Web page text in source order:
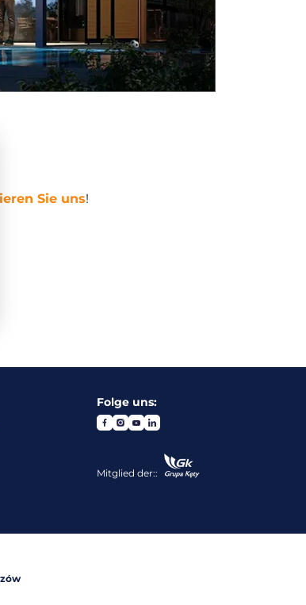
Sie uns!
Folge uns:
Mitglied der::